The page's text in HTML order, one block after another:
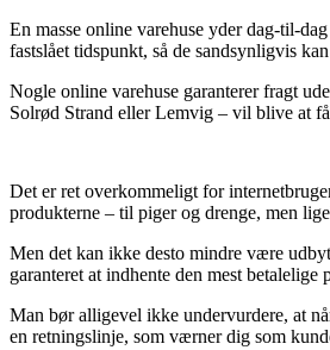
En masse online varehuse yder dag-til-
fastslået tidspunkt, så de sandsynligvis
Nogle online varehuse garanterer fragt
Solrød Strand eller Lemvig – vil blive at
Det er ret overkommeligt for
produkterne – til piger og drenge, men
Men det kan ikke desto mindre være
garanteret at indhente den mest betalelige
Man bør alligevel ikke undervurdere, at
en retningslinje, som værner dig som